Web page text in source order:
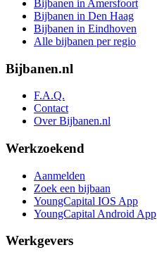
Bijbanen in Amersfoort
Bijbanen in Den Haag
Bijbanen in Eindhoven
Alle bijbanen per regio
Bijbanen.nl
F.A.Q.
Contact
Over Bijbanen.nl
Werkzoekend
Aanmelden
Zoek een bijbaan
YoungCapital IOS App
YoungCapital Android App
Werkgevers